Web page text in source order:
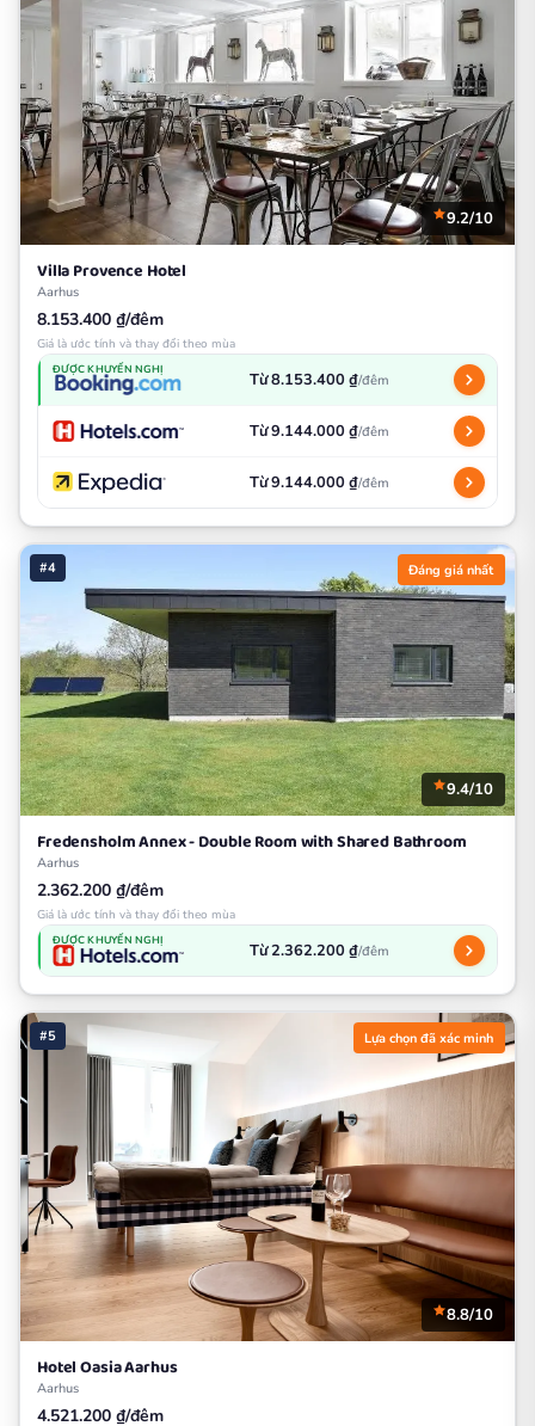
9.2/10
Villa Provence Hotel
Aarhus
8.153.400 ₫/đêm
Giá là ước tính và thay đổi theo mùa
ĐƯỢC KHUYẾN NGHỊ Từ 8.153.400 ₫/đêm
Từ 9.144.000 ₫/đêm
Từ 9.144.000 ₫/đêm
#4 Đáng giá nhất
9.4/10
Fredensholm Annex - Double Room with Shared Bathroom
Aarhus
2.362.200 ₫/đêm
Giá là ước tính và thay đổi theo mùa
ĐƯỢC KHUYẾN NGHỊ Từ 2.362.200 ₫/đêm
#5 Lựa chọn đã xác minh
8.8/10
Hotel Oasia Aarhus
Aarhus
4.521.200 ₫/đêm